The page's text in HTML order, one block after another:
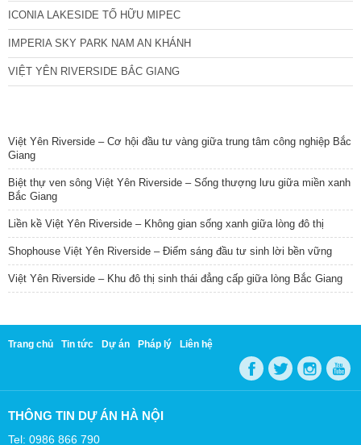
ICONIA LAKESIDE TỐ HỮU MIPEC
IMPERIA SKY PARK NAM AN KHÁNH
VIỆT YÊN RIVERSIDE BẮC GIANG
Việt Yên Riverside – Cơ hội đầu tư vàng giữa trung tâm công nghiệp Bắc
Giang
Biệt thự ven sông Việt Yên Riverside – Sống thượng lưu giữa miền xanh
Bắc Giang
Liền kề Việt Yên Riverside – Không gian sống xanh giữa lòng đô thị
Shophouse Việt Yên Riverside – Điểm sáng đầu tư sinh lời bền vững
Việt Yên Riverside – Khu đô thị sinh thái đẳng cấp giữa lòng Bắc Giang
Trang chủ Tin tức Dự án Pháp lý Liên hệ
THÔNG TIN DỰ ÁN HÀ NỘI
Tel: 0986 866 790